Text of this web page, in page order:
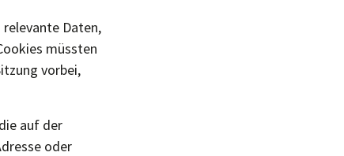
relevante Daten,
müssten
vorbei,
auf der
oder